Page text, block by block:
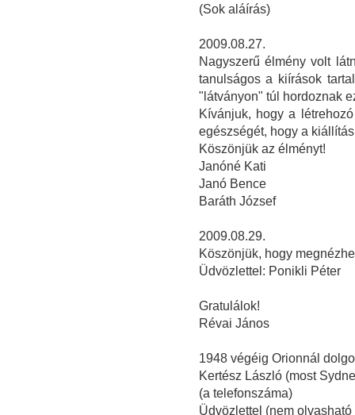
(Sok aláírás)
2009.08.27.
Nagyszerű élmény volt
tanulságos a kiírások
"látványon" túl hordoznak
Kívánjuk, hogy a
egészségét, hogy a
Köszönjük az élményt!
Janóné Kati
Janó Bence
Baráth József
2009.08.29.
Köszönjük, hogy
Üdvözlettel: Ponikli Péter
Gratulálok!
Révai János
1948 végéig Orionnál
Kertész László (most
(a telefonszáma)
Üdvözlettel (nem olvasható